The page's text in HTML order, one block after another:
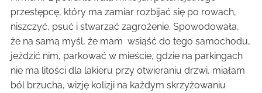
przestępcę, który ma zamiar rozbijać się po rowach,
niszczyć, psuć i stwarzać zagrożenie. Spowodowała,
że na samą myśl, że mam wsiąść do tego samochodu,
jeździć nim, parkować w mieście, gdzie na parkingach
nie ma litości dla lakieru przy otwieraniu drzwi, miałam
ból brzucha, wizję kolizji na każdym skrzyżowaniu